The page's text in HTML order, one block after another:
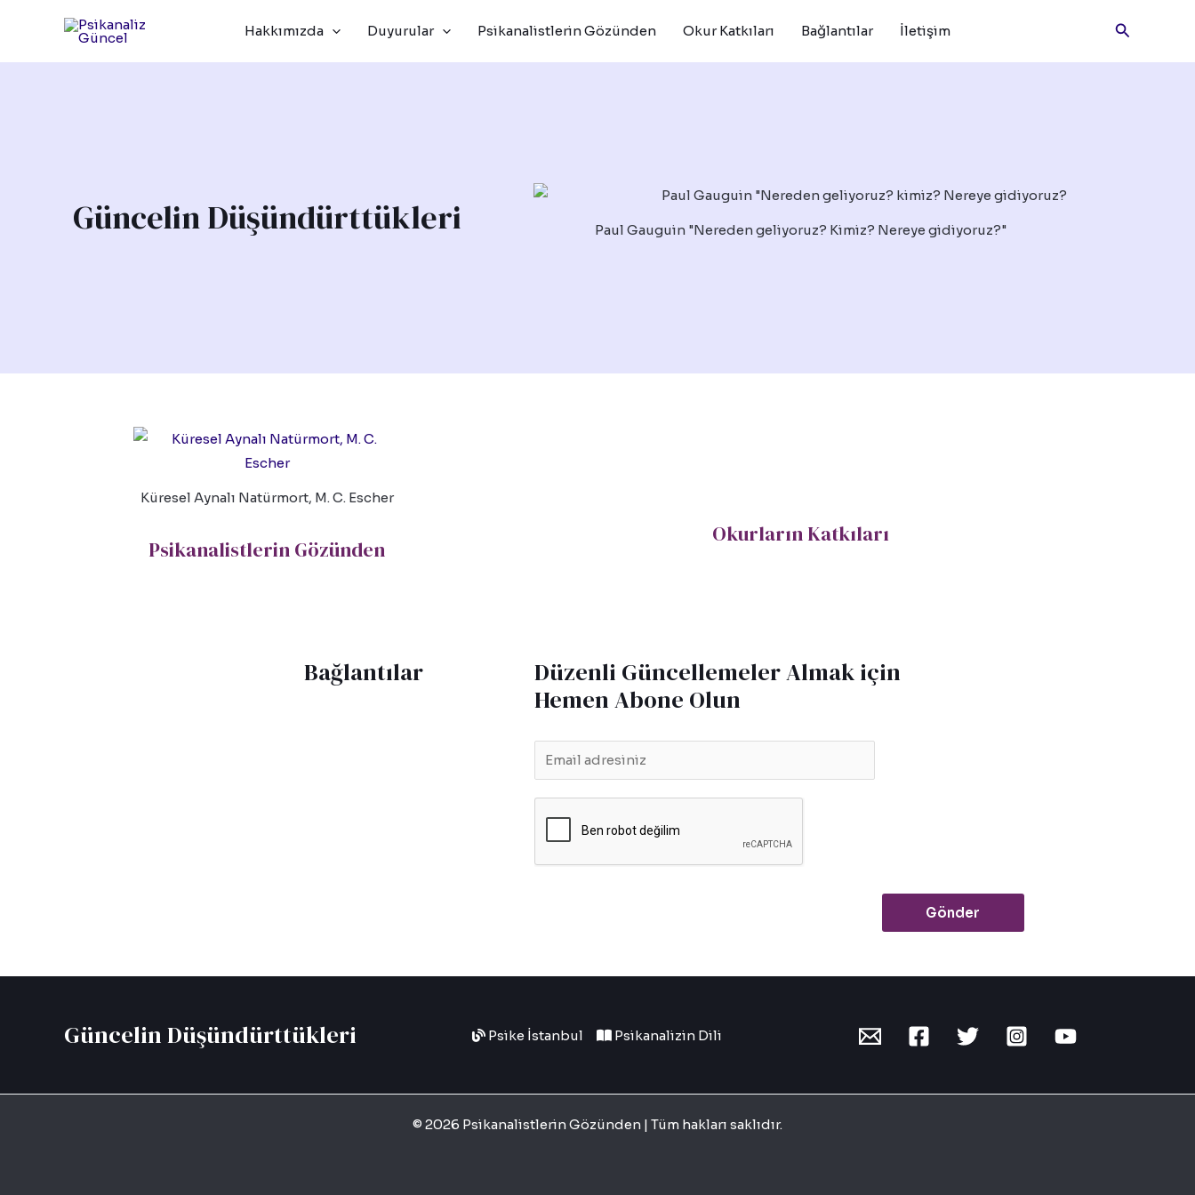
Hakkımızda Duyurular Psikanalistlerin Gözünden Okur Katkıları Bağlantılar İletişim Arama
Güncelin Düşündürttükleri Paul Gauguin "Nereden geliyoruz? Kimiz? Nereye gidiyoruz?"
Küresel Aynalı Natürmort, M. C. Escher
Psikanalistlerin Gözünden
Okurların Katkıları
Bağlantılar
Düzenli Güncellemeler Almak için
Hemen Abone Olun
m
a
Gönder
Güncelin Düşündürttükleri Psike İstanbul Psikanalizin Dili
© 2026 Psikanalistlerin Gözünden | Tüm hakları saklıdır.